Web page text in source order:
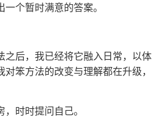
个暂时满意的答案。
之后，我已经将它融入日常，以体
笨方法的改变与理解都在升级，
时时提问自己。